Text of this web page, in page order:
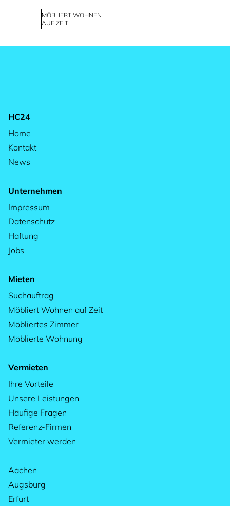
MÖBLIERT WOHNEN
AUF ZEIT
HC24
Home
Kontakt
News
Unternehmen
Impressum
Datenschutz
Haftung
Jobs
Mieten
Suchauftrag
Möbliert Wohnen auf Zeit
Möbliertes Zimmer
Möblierte Wohnung
Vermieten
Ihre Vorteile
Unsere Leistungen
Häufige Fragen
Referenz-Firmen
Vermieter werden
Aachen
Augsburg
Erfurt